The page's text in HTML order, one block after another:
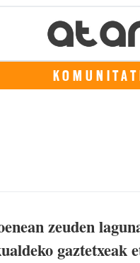
zeuden